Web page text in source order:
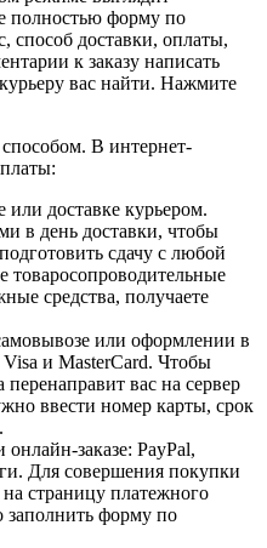
полностью форму по
способ доставки, оплаты,
к заказу написать
вас найти. Нажмите
В интернет-
доставке курьером.
в день доставки, чтобы
сдачу с любой
средства, получаете
или оформлении в
и MasterCard. Чтобы
вас на сервер
ввести номер карты, срок
заказе: PayPal,
Для совершения покупки
страницу платежного
заполнить форму по